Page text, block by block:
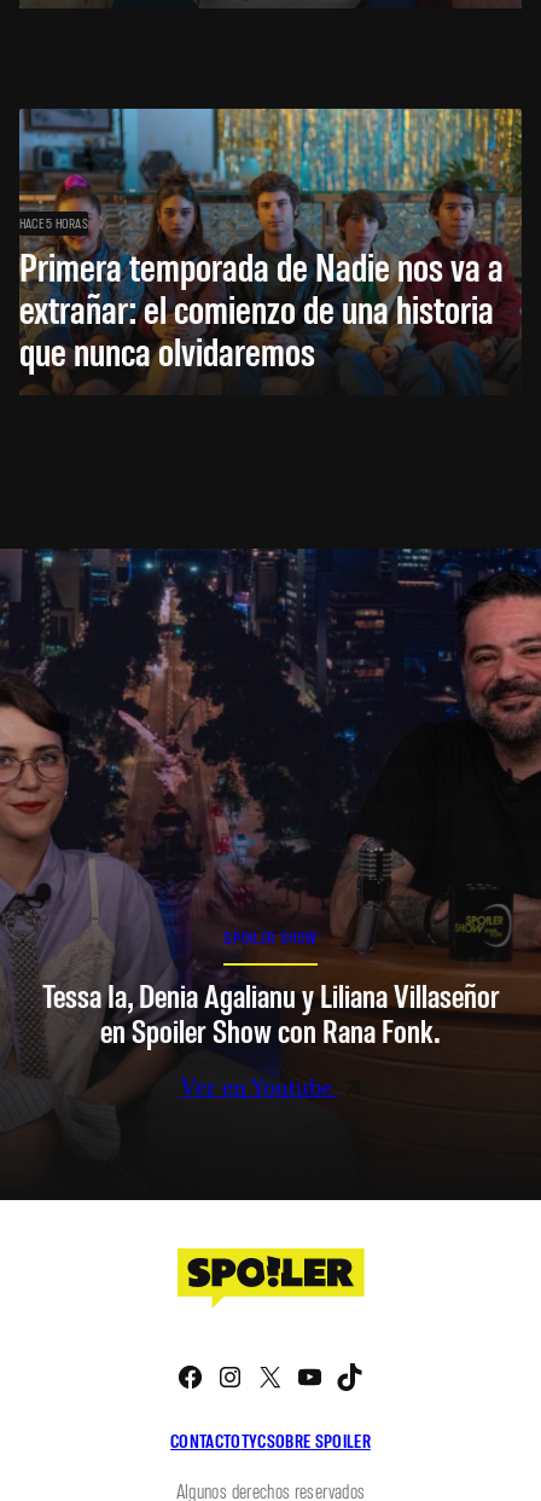
HACE 5 HORAS
Primera temporada de Nadie nos va a
extrañar: el comienzo de una historia
que nunca olvidaremos
SPOILER SHOW
Tessa Ia, Denia Agalianu y Liliana Villaseñor
en Spoiler Show con Rana Fonk.
Ver en Youtube
CONTACTOTYCSOBRE SPOILER
Facebook
Instagram
X YouTube
Algunos derechos reservados